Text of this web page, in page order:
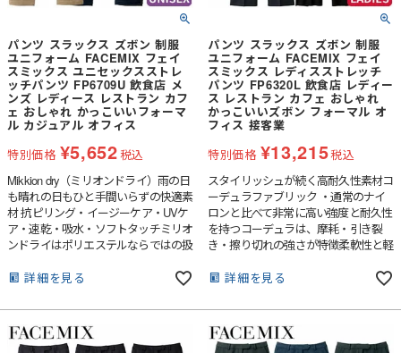
パンツ スラックス ズボン 制服
ユニフォーム FACEMIX フェイ
スミックス ユニセックスストレ
ッチパンツ FP6709U 飲食店 メ
ンズ レディース レストラン カフ
ェ おしゃれ かっこいいフォーマ
ル カジュアル オフィス
特別価格 ¥5,652税込
Mikkion dry（ミリオンドライ）雨の日
も晴れの日もひと手間いらずの快適素
材 抗ピリング・イージーケア・UVケ
ア・速乾・吸水・ソフトタッチミリオ
ンドライはポリエステルならではの扱
なナチュラルな質感を兼ね備えた高機
られるカジュアルユニフォームなどに
最適です。
詳細を見る
パンツ スラックス ズボン 制服
ユニフォーム FACEMIX フェイ
スミックス レディスストレッチ
パンツ FP6320L 飲食店 レディー
ス レストラン カフェ おしゃれ
かっこいいズボン フォーマル オ
フィス 接客業
特別価格 ¥13,215税込
スタイリッシュが続く高耐久性素材コ
ーデュラファブリック ・通常のナイ
ロンと比べて非常に高い強度と耐久性
を持つコーデュラは、摩耗・引き裂
き・擦り切れの強さが特徴柔軟性と軽
感じることのない快適な着心地を実
力。シャドーストライプ柄がさりげな
いおしゃれを演出します。
詳細を見る